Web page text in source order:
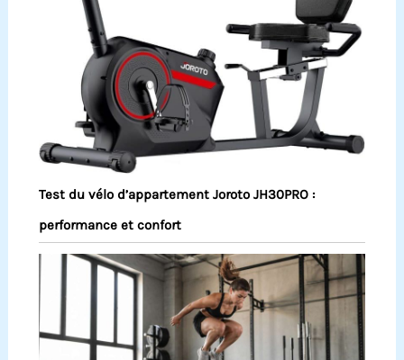
Test du vélo d’appartement Joroto JH30PRO :
performance et confort